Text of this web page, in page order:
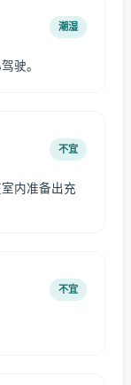
潮湿
驶。
不宜
内准备出充
不宜